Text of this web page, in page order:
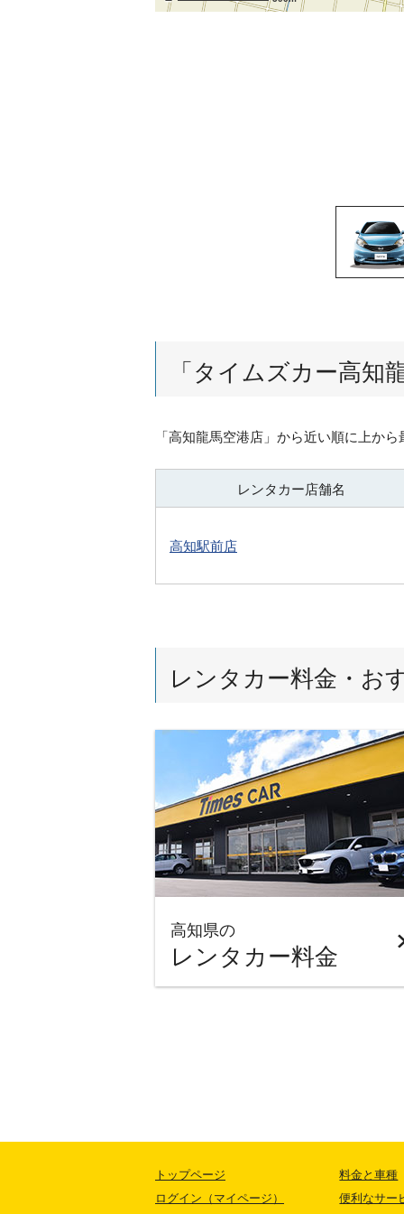
「タイムズカー高知
「高知龍馬空港店 」から近い順に上か
レンタカー店舗名
高知駅前店
レンタカー料金・お
高知県の
レンタカー料金
トップページ
ログイン（マイページ）
料金と車種
便利なサー